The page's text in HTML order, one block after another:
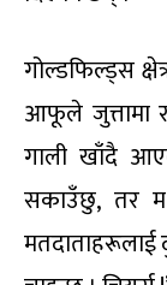
गोल्डफिल्ड्स
आफूले जुत्तामा
गाली खाँदै
सकाउँछु, तर म
मतदाताहरूलाई